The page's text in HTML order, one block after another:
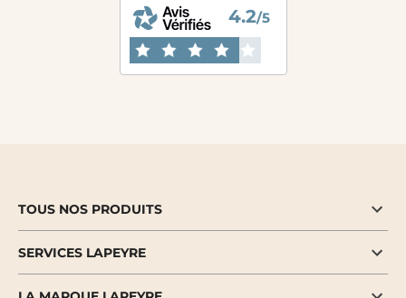
4.2/5
TOUS NOS PRODUITS
SERVICES LAPEYRE